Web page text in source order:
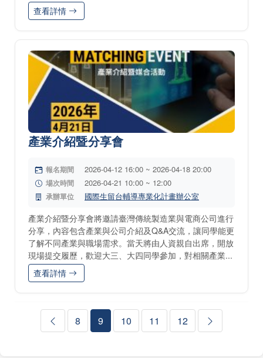
查看詳情
產業介紹暨分享會
報名期間 2026-04-12 16:00 ~ 2026-04-18 20:00
場次時間 2026-04-21 10:00 ~ 12:00
承辦單位 國際生留台輔導專業化計畫辦公室
產業介紹暨分享會將邀請臺灣傳統製造業與電商公司進行
分享，內容包含產業與公司介紹及Q&A交流，讓同學能更
了解不同產業與職場需求。當天將由人資親自出席，開放
現場提交履歷，歡迎大三、大四同學參加，對相關產業...
查看詳情
8 9 10 11 12